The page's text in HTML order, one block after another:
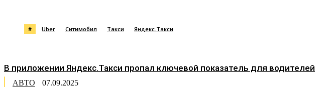
# Uber Ситимобил Такси Яндекс.Такси
В приложении Яндекс.Такси пропал ключевой показатель для водителей
АВТО 07.09.2025